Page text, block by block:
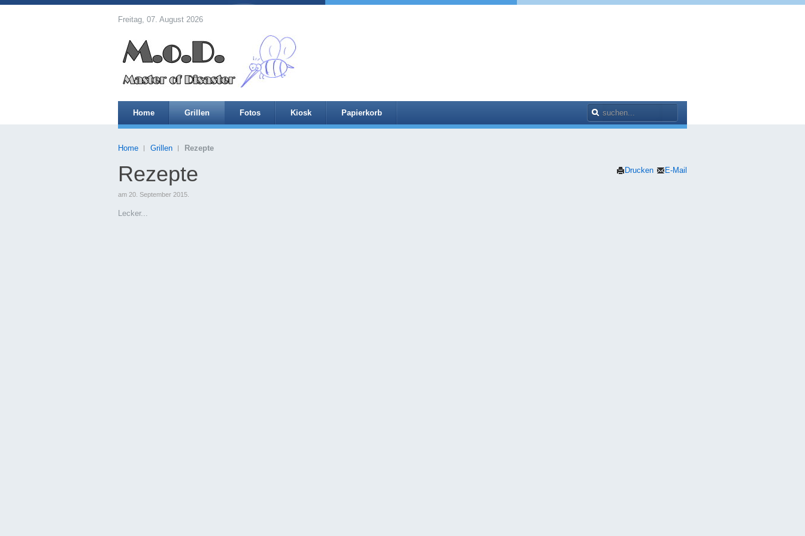
Freitag, 07. August 2026
Home Grillen Fotos Kiosk Papierkorb
Home Grillen Rezepte
E-Mail
Drucken
Rezepte
am 20. September 2015
Lecker...